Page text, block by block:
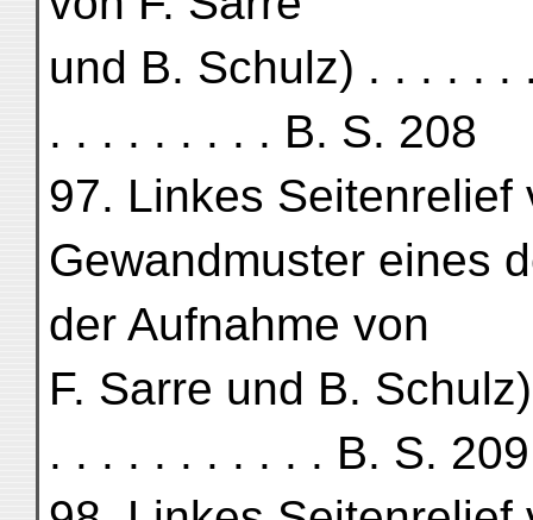
und B. Schulz) . . . . .
. . . . . . . . . B. S. 208
97. Linkes Seitenrelief
Gewandmuster eines
der Aufnahme von
F. Sarre und B.
. . . . . . . . . . . B. S. 209